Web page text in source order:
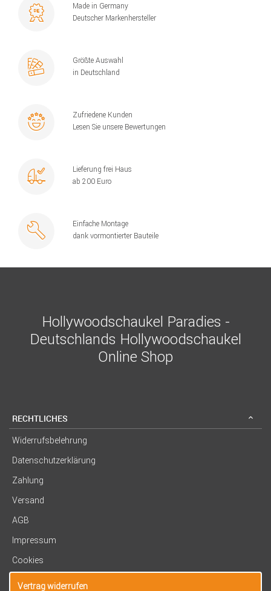
Made in Germany
Deutscher Markenhersteller
Größte Auswahl
in Deutschland
Zufriedene Kunden
Lesen Sie unsere Bewertungen
Lieferung frei Haus
ab 200 Euro
Einfache Montage
dank vormontierter Bauteile
Hollywoodschaukel Paradies -
Deutschlands Hollywoodschaukel
Online Shop
RECHTLICHES
Widerrufsbelehrung
Datenschutzerklärung
Zahlung
Versand
AGB
Impressum
Cookies
Vertrag widerrufen